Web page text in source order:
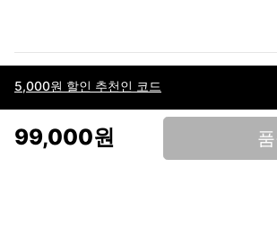
5,000원 할인 추천인 코드
99,000원
이용약관고객센터판매개인정보 처리방침사